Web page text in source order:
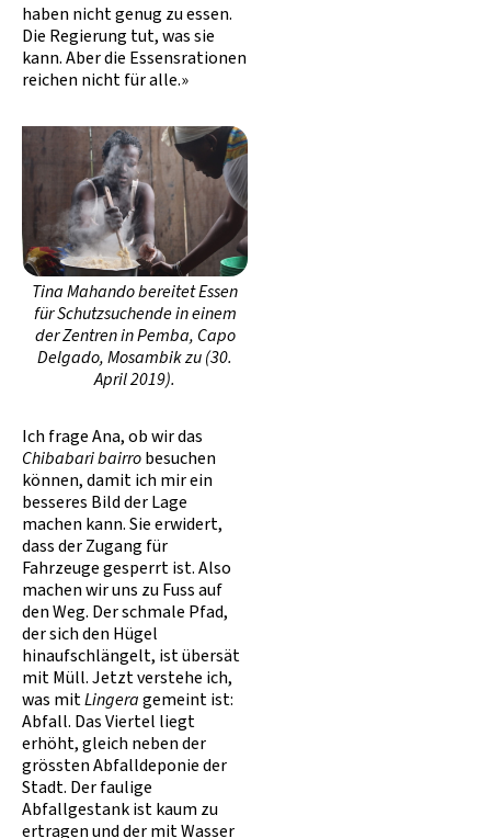
haben nicht genug zu essen.
Die Regierung tut, was sie
kann. Aber die Essensrationen
reichen nicht für alle.»
Tina Mahando bereitet Essen
für Schutzsuchende in einem
der Zentren in Pemba, Capo
Delgado, Mosambik zu (30.
April 2019).
Ich frage Ana, ob wir das
Chibabari bairrobesuchen
können, damit ich mir ein
besseres Bild der Lage
machen kann. Sie erwidert,
dass der Zugang für
Fahrzeuge gesperrt ist. Also
machen wir uns zu Fuss auf
den Weg. Der schmale Pfad,
der sich den Hügel
hinaufschlängelt, ist übersät
mit Müll. Jetzt verstehe ich,
was mitLingeragemeint ist:
Abfall. Das Viertel liegt
erhöht, gleich neben der
grössten Abfalldeponie der
Stadt. Der faulige
Abfallgestank ist kaum zu
ertragen und der mit Wasser